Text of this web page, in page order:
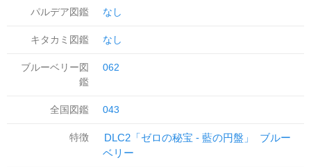
パルデア図鑑 なし
キタカミ図鑑 なし
ブルーベリー図
鑑
062
全国図鑑 043
特徴 DLC2「ゼロの秘宝 - 藍の円盤」
ブルー
ベリー